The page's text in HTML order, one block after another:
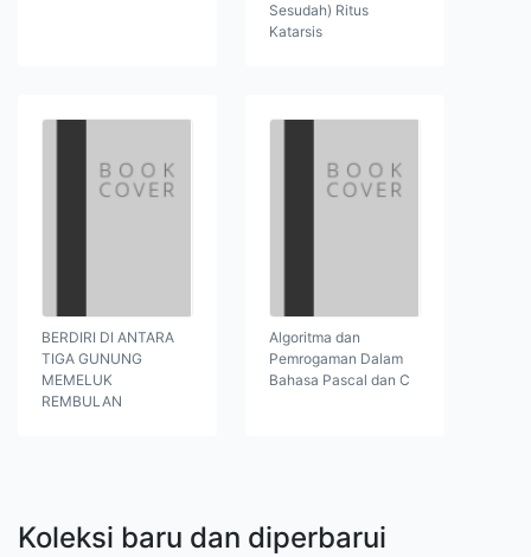
Sesudah) Ritus
Katarsis
BERDIRI DI ANTARA
TIGA GUNUNG
MEMELUK
REMBULAN
Algoritma dan
Pemrogaman Dalam
Bahasa Pascal dan C
Koleksi baru dan diperbarui